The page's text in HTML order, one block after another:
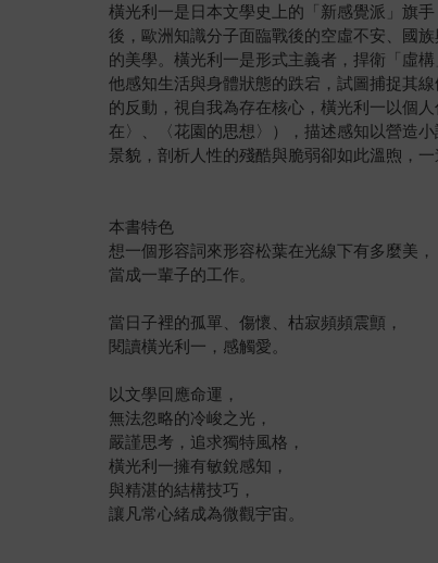
橫光利一是日本文學史上的「新感覺派」旗
後，歐洲知識分子面臨戰後的空虛不安、國
的美學。橫光利一是形式主義者，捍衛「虛
他感知生活與身體狀態的跌宕，試圖捕捉其
的反動，視自我為存在核心，橫光利一以個
在〉、〈花園的思想〉），描述感知以營造
景貌，剖析人性的殘酷與脆弱卻如此溫煦，
本書特色
想一個形容詞來形容松葉在光線下有多麼美，
當成一輩子的工作。
當日子裡的孤單、傷懷、枯寂頻頻震顫，
閱讀橫光利一，感觸愛。
以文學回應命運，
無法忽略的冷峻之光，
嚴謹思考，追求獨特風格，
橫光利一擁有敏銳感知，
與精湛的結構技巧，
讓凡常心緒成為微觀宇宙。